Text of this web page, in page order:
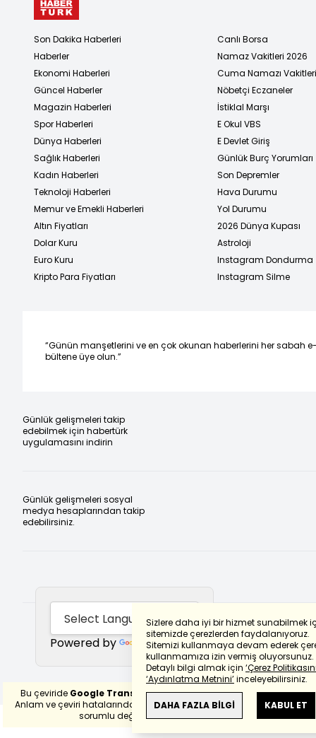
Sizlere daha iyi bir hizmet sunabilmek
sitemizde çerezlerden faydalanıyoruz.
Sitemizi kullanmaya devam ederek
kullanmamıza izin vermiş oluyorsunuz.
Detaylı bilgi almak için ‘Çerez
‘Aydınlatma Metnini’inceleyebilirsiniz.
DAHA FAZLA BİLGİ KABUL ET
Son Dakika Haberleri
Haberler
Ekonomi Haberleri
Güncel Haberler
Magazin Haberleri
Spor Haberleri
Dünya Haberleri
Sağlık Haberleri
Kadın Haberleri
Teknoloji Haberleri
Memur ve Emekli Haberleri
Altın Fiyatları
Dolar Kuru
Euro Kuru
Kripto Para Fiyatları
Canlı Borsa
Namaz Vakitleri 2026
Cuma Namazı Vakitleri
Nöbetçi Eczaneler
İstiklal Marşı
E Okul VBS
E Devlet Giriş
Günlük Burç Yorumları
Son Depremler
Hava Durumu
Yol Durumu
2026 Dünya Kupası
Astroloji
Instagram Dondurma
Instagram Silme
“Günün manşetlerini ve en çok okunan haberlerini her sabah
bültene üye olun.”
Günlük gelişmeleri takip
edebilmek için habertürk
uygulamasını indirin
Günlük gelişmeleri sosyal
medya hesaplarından takip
edebilirsiniz.
Powered by Translate
Bu çeviride Google Transletekullanılmıştır.
Anlam ve çeviri hatalarından
haberturk.com
sorumlu değildir.